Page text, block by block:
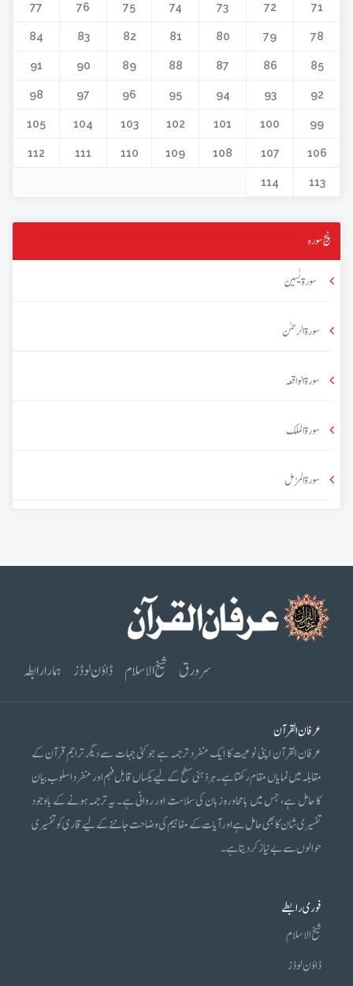
71
72
73
74
75
76
77
78
79
80
81
82
83
84
85
86
87
88
89
90
91
92
93
94
95
96
97
98
99
100
101
102
103
104
105
106
107
108
109
110
111
112
113
114
پنج سورہ
سورۃ یٰسین
سورۃ الرحمٰن
سورۃ الواقعہ
سورۃ الملک
سورۃ المزمل
سرورق شیخ الاسلام ڈاؤن لوڈز ہمارا رابطہ
عرفان القرآن
عرفان القرآن اپنی نوعیت کا ایک منفرد ترجمہ ہے جو کئی جہات سے دیگر تراجم قرآن کے
مقابلہ میں نمایاں مقام رکھتا ہے۔ ہر ذہنی سطح کے لیے یکساں قابل فہم اور منفرد اسلوب بیان
کا حامل ہے، جس میں بامحاورہ زبان کی سلاست اور روانی ہے۔ یہ ترجمہ ہونے کے باوجود
تفسیری شان کا بھی حامل ہے اور آیات کے مفاہیم کی وضاحت جاننے کے لیے قاری کو تفسیری
حوالوں سے بے نیاز کر دیتا ہے۔
فوری رابطے
شیخ الاسلام
ڈاؤن لوڈز